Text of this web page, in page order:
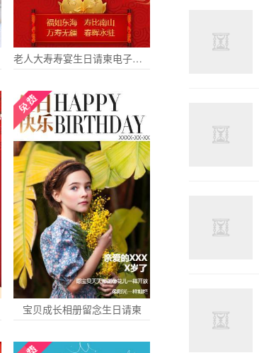
老人大寿寿宴生日请柬电子请柬
宝贝成长相册留念生日请柬